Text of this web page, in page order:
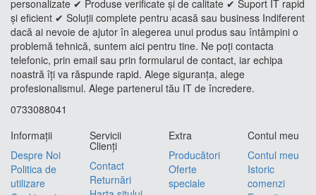
personalizate ✔ Produse verificate și de calitate ✔ Suport IT rapid
și eficient ✔ Soluții complete pentru acasă sau business Indiferent
dacă ai nevoie de ajutor în alegerea unui produs sau întâmpini o
problemă tehnică, suntem aici pentru tine. Ne poți contacta
telefonic, prin email sau prin formularul de contact, iar echipa
noastră îți va răspunde rapid. Alege siguranța, alege
profesionalismul. Alege partenerul tău IT de încredere.
0733088041
Informaţii
Despre Noi
Politica de
utilizare
Servicii
Clienţi
Contact
Returnări
Extra
Producători
Oferte
speciale
Contul meu
Contul meu
Istoric
comenzi